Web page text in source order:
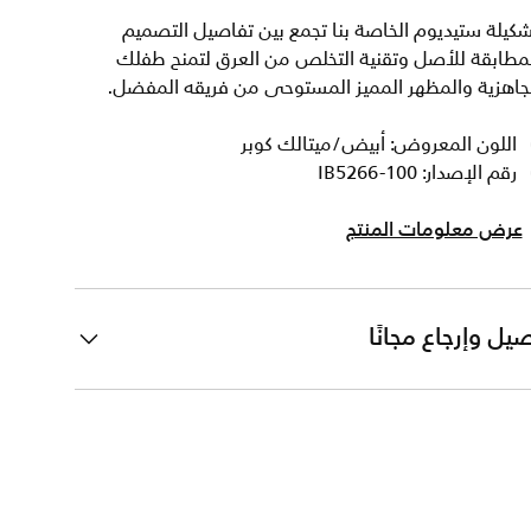
ستيديوم الخاصة بنا تجمع بين تفاصيل التصميم
للأصل وتقنية التخلص من العرق لتمنح طفلك
والمظهر المميز المستوحى من فريقه المفضل.
اللون المعروض: أبيض/ميتالك كوبر
رقم الإصدار: IB5266-100
عرض معلومات المنتج
وإرجاع مجانًا